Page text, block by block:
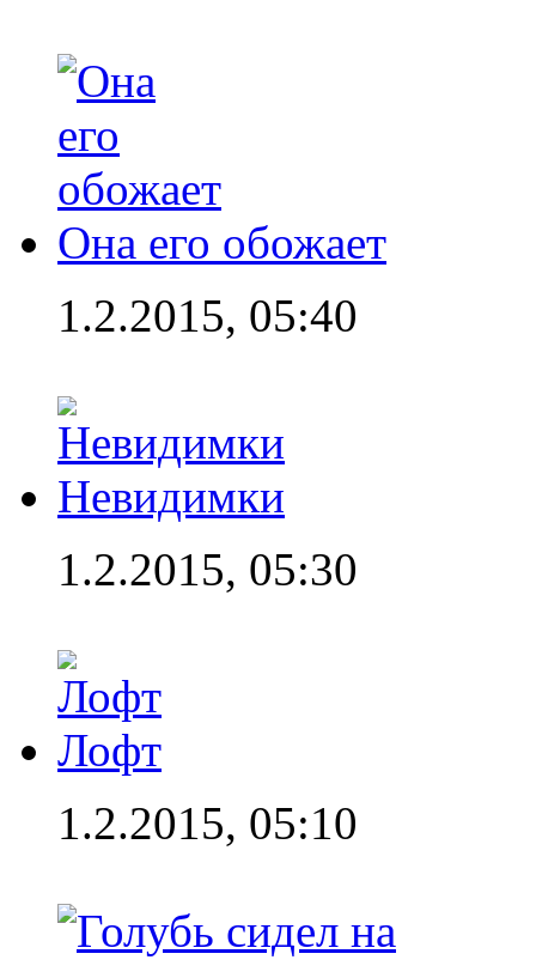
Она его обожает
1.2.2015, 05:40
Невидимки
1.2.2015, 05:30
Лофт
1.2.2015, 05:10